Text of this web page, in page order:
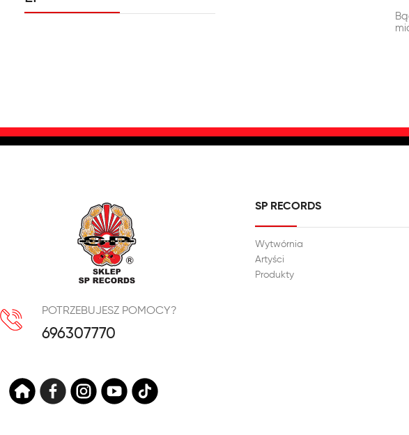
POTRZEBUJESZ POMOCY?
696307770
SP RECORDS
Wytwórnia
Artyści
Produkty